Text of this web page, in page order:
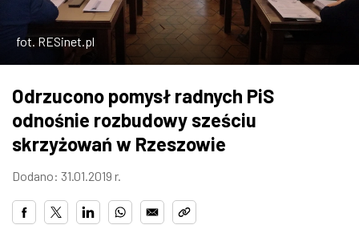
ZDJĘCIA
W RZESZOWIE
fot. RESinet.pl
Odrzucono pomysł radnych PiS
odnośnie rozbudowy sześciu
skrzyżowań w Rzeszowie
Dodano: 31.01.2019 r.